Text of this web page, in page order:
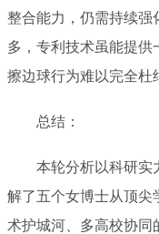
整合能力，仍需持续强
多，专利技术虽能提
擦边球行为难以完全杜
总结：
本轮分析以科研实
解了五个女博士从顶尖
术护城河、多高校协同